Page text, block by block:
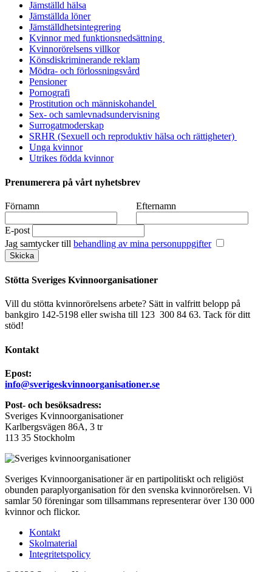
Jämställd hälsa
Jämställda löner
Jämställdhetsintegrering
Kvinnor med funktionsnedsättning
Kvinnorörelsens villkor
Könsdiskriminerande reklam
Mödra- och förlossningsvård
Pensioner
Pornografi
Prostitution och människohandel
Sex- och samlevnadsundervisning
Surrogatmoderskap
SRHR (Sexuell och reproduktiv hälsa och rättigheter)
Unga kvinnor
Utrikes födda kvinnor
Prenumerera på vårt nyhetsbrev
Förnamn Efternamn
E-post
Jag samtycker till behandling av mina personuppgifter
Stötta Sveriges Kvinnoorganisationer
Vill du stötta kvinnorörelsens arbete? Sätt in valfritt belopp på
bankgiro 142-5198 eller swisha till 123 300 84 63. Tack för ditt
stöd!
Kontakt
Epost:
info@sverigeskvinnoorganisationer.se
Post- och besöksadress:
Sveriges Kvinnoorganisationer
Karlbergsvägen 86A, 3 tr
113 35 Stockholm
Sveriges Kvinnoorganisationer är en partipolitiskt och religiöst
obunden paraplyorganisation för den svenska kvinnorörelsen. Vi
samlar 50 föreningar som tillsammans representerar över 130 000
kvinnor och flickor.
Kontakt
Skolmaterial
Integritetspolicy